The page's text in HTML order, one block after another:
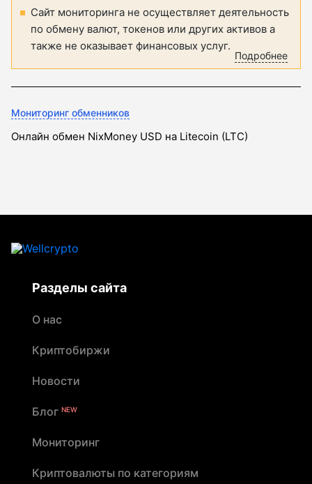
Сайт мониторинга не осуществляет деятельность
по обмену валют, токенов или других активов а
также не оказывает финансовых услуг.
Подробнее
Мониторинг обменников
Онлайн обмен NixMoney USD на Litecoin (LTC)
Разделы сайта
О нас
Криптобиржи
Новости
Блог NEW
Мониторинг
Криптовалюты по категориям